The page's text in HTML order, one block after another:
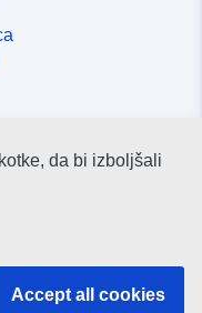
da bi izboljšali
Accept all cookies